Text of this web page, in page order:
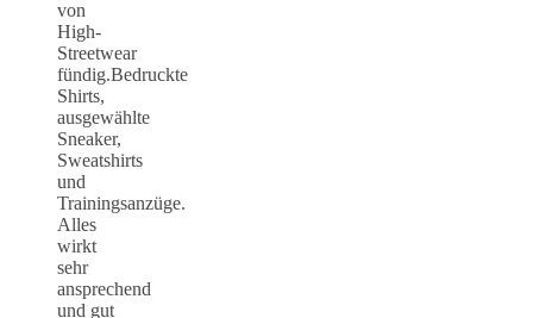
von
High-
Streetwear
fündig.Bedruckte
Shirts,
ausgewählte
Sneaker,
Sweatshirts
und
Trainingsanzüge.
Alles
wirkt
sehr
ansprechend
und gut